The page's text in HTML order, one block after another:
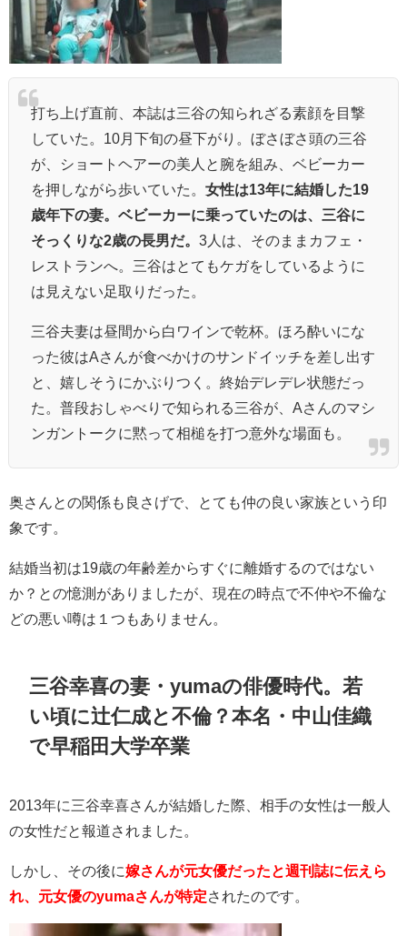
打ち上げ直前、本誌は三谷の知られざる素顔を目撃
していた。10月下旬の昼下がり。ぼさぼさ頭の三谷
が、ショートヘアーの美人と腕を組み、ベビーカー
を押しながら歩いていた。 女性は13年に結婚した19
歳年下の妻。ベビーカーに乗っていたのは、三谷に
そっくりな2歳の長男だ。 3人は、そのままカフェ・
レストランへ。三谷はとてもケガをしているように
は見えない足取りだった。
三谷夫妻は昼間から白ワインで乾杯。ほろ酔いにな
った彼はAさんが食べかけのサンドイッチを差し出す
と、嬉しそうにかぶりつく。終始デレデレ状態だっ
た。普段おしゃべりで知られる三谷が、Aさんのマシ
ンガントークに黙って相槌を打つ意外な場面も。
奥さんとの関係も良さげで、とても仲の良い家族という印
象です。
結婚当初は19歳の年齢差からすぐに離婚するのではない
か？との憶測がありましたが、現在の時点で不仲や不倫な
どの悪い噂は１つもありません。
三谷幸喜の妻・yumaの俳優時代。若
い頃に辻仁成と不倫？本名・ 中山佳織
で早稲田大学卒業
2013年に三谷幸喜さんが結婚した際、相手の女性は一般人
の女性だと報道されました。
しかし、その後に嫁さんが元女優だったと週刊誌に伝えら
れ、元女優のyumaさんが特定されたのです。